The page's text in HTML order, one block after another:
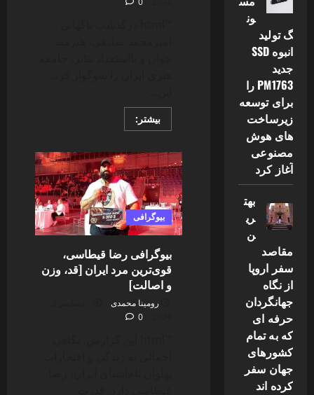
بیشتر:Read
more
امیرمحمد
صادقی
و
علت
فوت
بیوگرافی
بیوگرافی رضا قیطاسی،
قوی‌ترین مرد ایران [قد، وزن
و اصالت]
رومینا محمدی
0
ون
گ تولید
انبوه SSD
جدید
PM1763 را
برای توسعه
زیرساخت
های هوش
مصنوعی
آغاز کرد
بهت
ری
ن
مقاصد
سفر اروپا
از نگاه
جهانگردان
حرفه ای
که به تمام
کشورهای
جهان سفر
کرده اند